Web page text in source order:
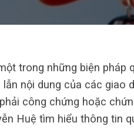
trong những biện pháp
nội dung của các giao
công chứng hoặc
Huệ tìm hiểu thông tin